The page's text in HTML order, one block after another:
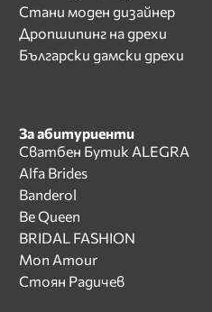
Стани моден дизайнер
Дропшипинг на дрехи
Български дамски дрехи
За абитуриенти
Сватбен Бутик ALEGRA
Alfa Brides
Banderol
Be Queen
BRIDAL FASHION
Mon Amour
Стоян Радичев